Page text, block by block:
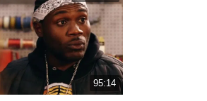
95:14